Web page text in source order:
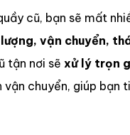
cũ, bạn sẽ mất
vận chuyển,
tận nơi sẽ xử lý trọn
vận chuyển, giúp bạn